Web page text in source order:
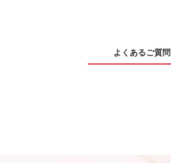
よくあるご質問